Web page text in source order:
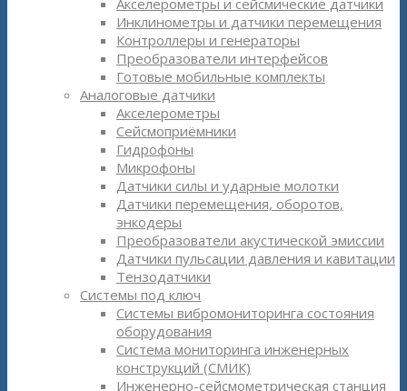
Акселерометры и сейсмические датчики
Инклинометры и датчики перемещения
Контроллеры и генераторы
Преобразователи интерфейсов
Готовые мобильные комплекты
Аналоговые датчики
Акселерометры
Сейсмоприёмники
Гидрофоны
Микрофоны
Датчики силы и ударные молотки
Датчики перемещения, оборотов,
энкодеры
Преобразователи акустической эмиссии
Датчики пульсации давления и кавитации
Тензодатчики
Системы под ключ
Системы вибромониторинга состояния
оборудования
Система мониторинга инженерных
конструкций (СМИК)
Инженерно-сейсмометрическая станция